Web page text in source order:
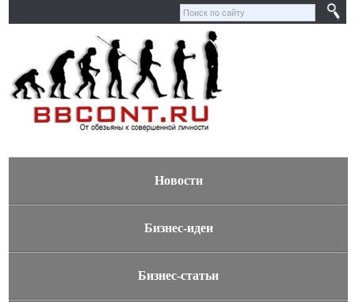
Новости
Бизнес-идеи
Бизнес-статьи